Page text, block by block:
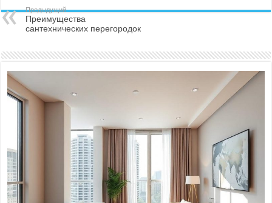
Предыдущий
Преимущества
сантехнических перегородок